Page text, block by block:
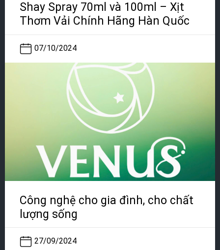
Shay Spray 70ml và 100ml – Xịt
Thơm Vải Chính Hãng Hàn Quốc
07/10/2024
Công nghệ cho gia đình, cho chất
lượng sống
27/09/2024